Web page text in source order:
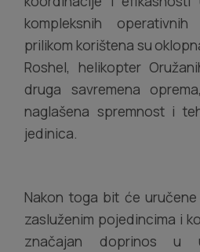
kompleksnih
prilikom korištena su
Roshel, helikopter
druga savremena
naglašena spremnost i
jedinica.
Nakon toga bit će
zasluženim pojedincima i
značajan doprinos u